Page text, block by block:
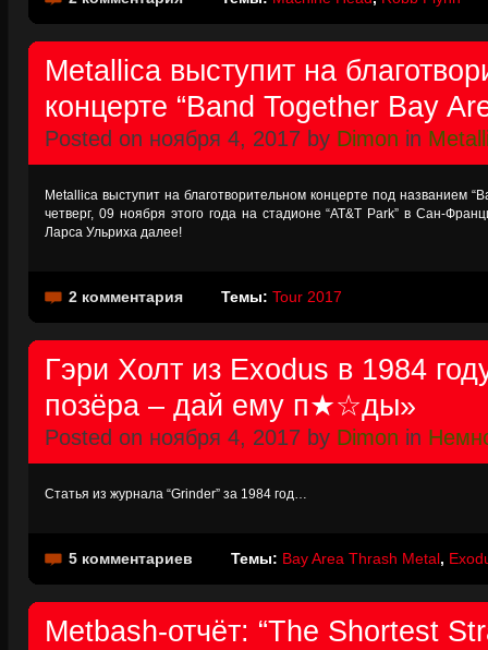
Metallica выступит на
концерте “Band Together Bay
Posted on ноября 4, 2017 by Dimon in
Metallica выступит на благотворительном концерте под названием
четверг, 09 ноября этого года на стадионе “AT&T Park” в Сан-
Ларса Ульриха далее!
2 комментария Темы: Tour 2017
Гэри Холт из Exodus в 1984
позёра – дай ему п★☆ды»
Posted on ноября 4, 2017 by Dimon in
Статья из журнала “Grinder” за 1984 год…
5 комментариев Темы: Bay Area Thrash Metal,
Metbash-отчёт: “The Shortest